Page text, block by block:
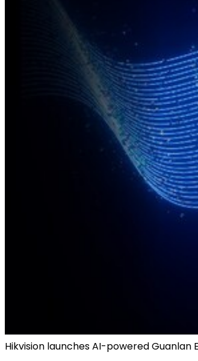
Hikvision launches AI-powered